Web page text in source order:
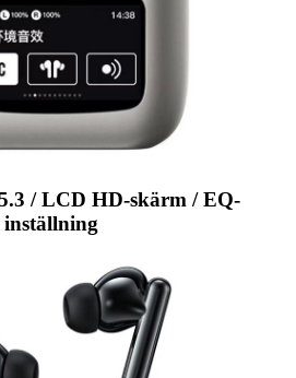
/ LCD HD-skärm / EQ-
inställning